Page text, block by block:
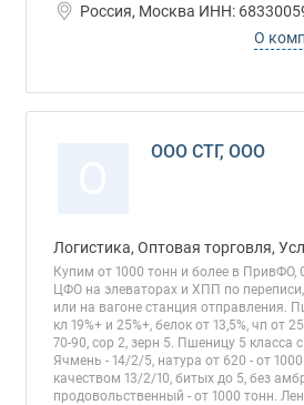
Россия, Москва ИНН:
О
ООО СТГ, ООО
Логистика, Оптовая торговля,
Купим от 1000 тонн и более в
ЦФО на элеваторах и ХПП по
или на вагоне станция отправления.
кл 19%+ и 25%+, белок от 13,5%, чп от
70-90, сор 2, зерн 5. Пшеницу 5 класса
Ячмень - 14/2/5, натура от 620 - от
качеством 13/2/10, битых до 5, без
продовольственный - от 1000 тонн.